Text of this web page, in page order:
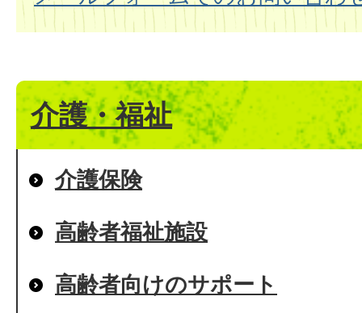
介護・福祉
介護保険
高齢者福祉施設
高齢者向けのサポート